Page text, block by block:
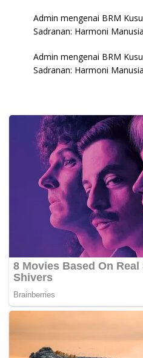
Admin mengenai BRM
Sadranan: Harmoni
Admin mengenai BRM
Sadranan: Harmoni